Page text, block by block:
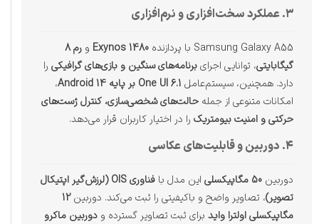
۳. عملکرد سخت‌افزاری و نرم‌افزاری
Samsung Galaxy A55 با پردازنده Exynos 1480 و
رم 8
گیگابایتی، توانایی اجرایبرنامه‌های سنگین و بازی‌های گرافیکی را
دارد. همچنین، سیستم‌عامل One UI 6.1 بر پایه Android 14
،
امکانات متنوعی از جمله حالت‌های شخصی‌سازی، کنترل ژست‌های
حرکتی و امنیت بیومتریک را در اختیار کاربران قرار می‌دهد.
۴. دوربین و قابلیت‌های عکاسی
دوربین 50 مگاپیکسلی این مدل با
فناوری OIS (لرزش‌گیر اپتیکال
تصویر)، تصاویر واضح و باکیفیتی را ثبت می‌کند. دوربین12
مگاپیکسلی اولترا واید برای ثبت تصاویر گسترده و دوربین ماکرو